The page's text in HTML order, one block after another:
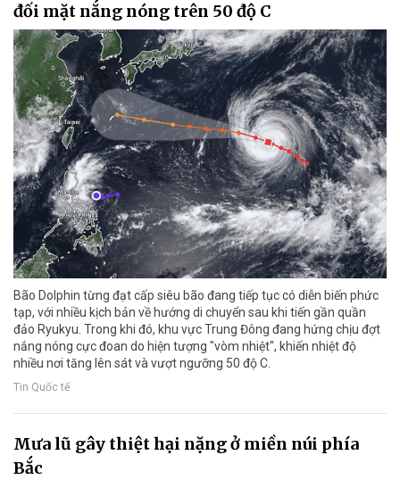
đối mặt nắng nóng trên 50 độ C
Bão Dolphin từng đạt cấp siêu bão đang tiếp tục có diễn biến phức
tạp, với nhiều kịch bản về hướng di chuyển sau khi tiến gần quần
đảo Ryukyu. Trong khi đó, khu vực Trung Đông đang hứng chịu đợt
nắng nóng cực đoan do hiện tượng "vòm nhiệt", khiến nhiệt độ
nhiều nơi tăng lên sát và vượt ngưỡng 50 độ C.
Tin Quốc tế
Mưa lũ gây thiệt hại nặng ở miền núi phía
Bắc